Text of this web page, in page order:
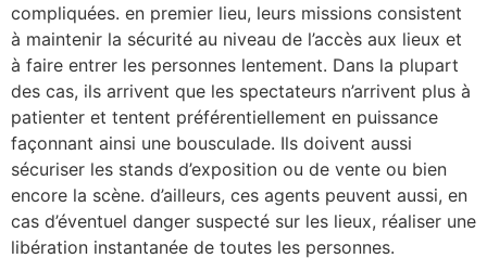
compliquées. en premier lieu, leurs missions consistent
à maintenir la sécurité au niveau de l’accès aux lieux et
à faire entrer les personnes lentement. Dans la plupart
des cas, ils arrivent que les spectateurs n’arrivent plus à
patienter et tentent préférentiellement en puissance
façonnant ainsi une bousculade. Ils doivent aussi
sécuriser les stands d’exposition ou de vente ou bien
encore la scène. d’ailleurs, ces agents peuvent aussi, en
cas d’éventuel danger suspecté sur les lieux, réaliser une
libération instantanée de toutes les personnes.